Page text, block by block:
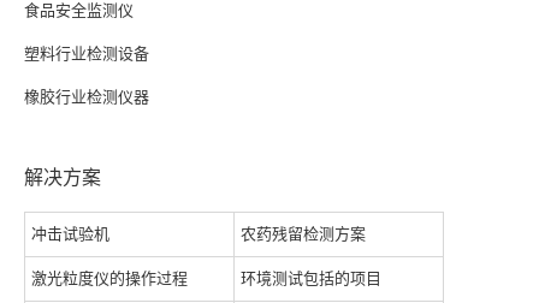
食品安全监测仪
塑料行业检测设备
橡胶行业检测仪器
解决方案
冲击试验机 农药残留检测方案
激光粒度仪的操作过程 环境测试包括的项目